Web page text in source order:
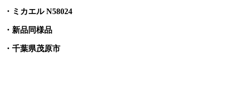
・ミカエル N58024
・新品同様品
・千葉県茂原市